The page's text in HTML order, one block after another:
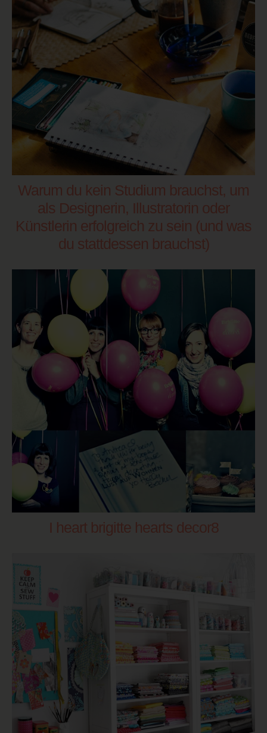
Warum du kein Studium brauchst, um
als Designerin, Illustratorin oder
Künstlerin erfolgreich zu sein (und was
du stattdessen brauchst)
I heart brigitte hearts decor8